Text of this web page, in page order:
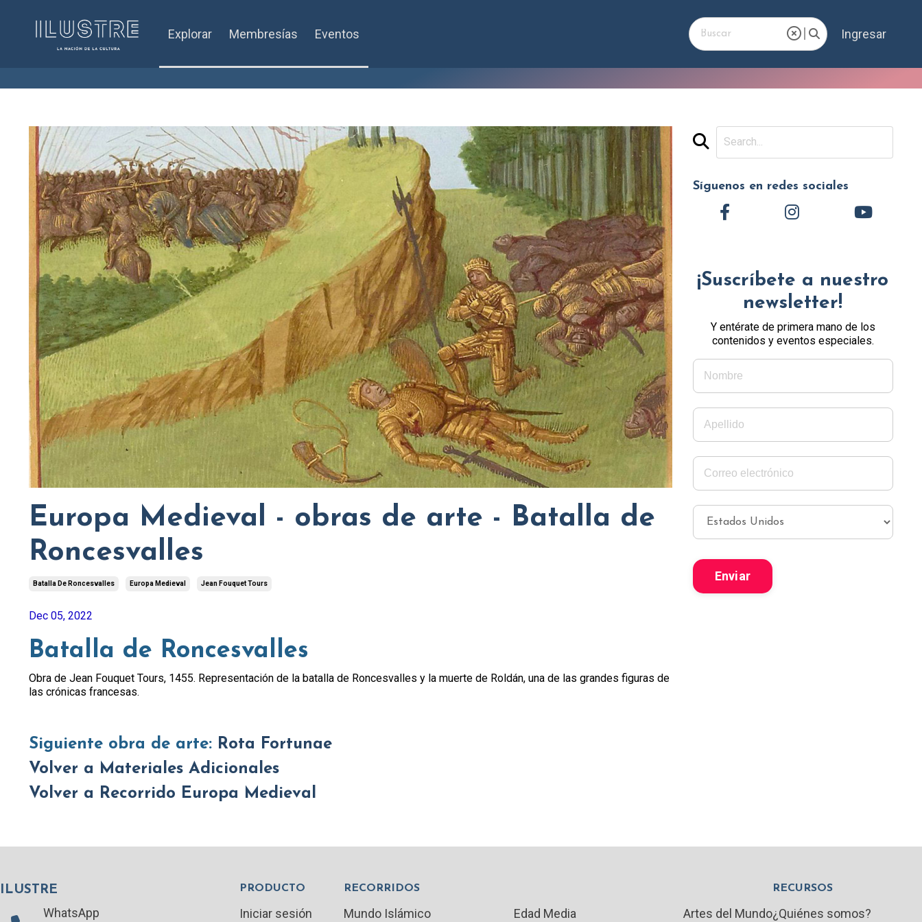
Explorar Membresías Eventos Ingresar
Europa Medieval - obras de arte - Batalla de
Roncesvalles
Batalla De Roncesvalles Europa Medieval Jean Fouquet Tours
Dec 05, 2022
Batalla de Roncesvalles
Obra de Jean Fouquet Tours, 1455. Representación de la batalla de Roncesvalles y la muerte de Roldán, una de las grandes figuras de
las crónicas francesas.
Siguiente obra de arte: Rota Fortunae
Volver a Materiales Adicionales
Volver a Recorrido Europa Medieval
Síguenos en redes sociales
¡Suscríbete a nuestro
newsletter!
Y entérate de primera mano de los
contenidos y eventos especiales.
Enviar
ILUSTRE
WhatsApp
PRODUCTO
Iniciar sesión
RECORRIDOS
Mundo Islámico Edad Media Artes del Mundo
RECURSOS
¿Quiénes somos?